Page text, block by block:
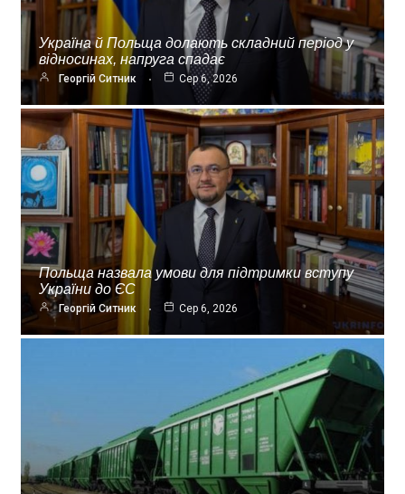
Україна й Польща долають складний період у
відносинах, напруга спадає
Георгій Ситник Сер 6, 2026
Польща назвала умови для підтримки вступу
України до ЄС
Георгій Ситник Сер 6, 2026